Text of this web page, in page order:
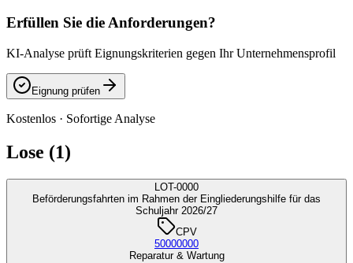
Erfüllen Sie die Anforderungen?
KI-Analyse prüft Eignungskriterien gegen Ihr Unternehmensprofil
Eignung prüfen
Kostenlos · Sofortige Analyse
Lose (1)
LOT-0000
Beförderungsfahrten im Rahmen der Eingliederungshilfe für das
Schuljahr 2026/27
CPV
50000000
Reparatur & Wartung